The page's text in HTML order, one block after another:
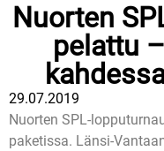
Nuorten
pelattu
29.07.2019
Nuorten SPL-
paketissa. Länsi-